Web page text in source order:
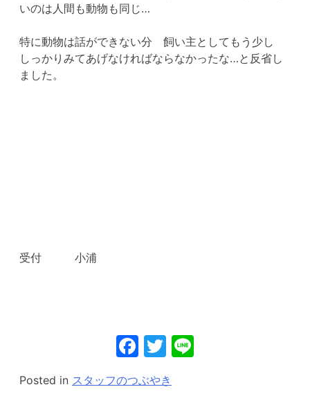
いのは人間も動物も同じ…
特に動物は話ができない分 飼い主としてもう少し
しっかりみてあげなければならなかったな…と反省し
ました。
受付 小浦
Facebook
Twitter
Posted in スタッフのつぶやき